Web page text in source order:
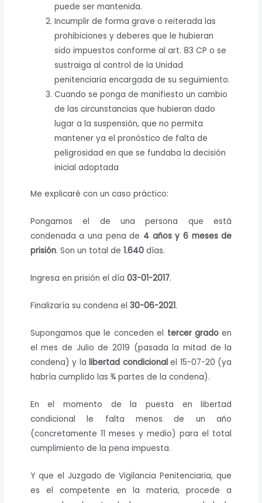
puede ser mantenida.
Incumplir de forma grave o reiterada las
prohibiciones y deberes que le hubieran
sido impuestos conforme al art. 83 CP o se
sustraiga al control de la Unidad
penitenciaria encargada de su seguimiento.
Cuando se ponga de manifiesto un cambio
de las circunstancias que hubieran dado
lugar a la suspensión, que no permita
mantener ya el pronóstico de falta de
peligrosidad en que se fundaba la decisión
inicial adoptada
Me explicaré con un caso práctico:
Pongamos el de una persona que está
condenada a una pena de 4 años y 6 meses de
prisión. Son un total de 1.640días.
Ingresa en prisión el día 03-01-2017.
Finalizaría su condena el 30-06-2021.
Supongamos que le conceden el tercer grado en
el mes de Julio de 2019 (pasada la mitad de la
condena) y lalibertad condicionalel 15-07-20 (ya
habría cumplido las ¾ partes de la condena).
En el momento de la puesta en libertad
condicional le falta menos de un año
(concretamente 11 meses y medio) para el total
cumplimiento de la pena impuesta.
Y que el Juzgado de Vigilancia Penitenciaria, que
es el competente en la materia, procede a